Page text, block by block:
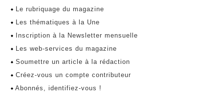
Le rubriquage du magazine
Les thématiques à la Une
Inscription à la Newsletter mensuelle
Les web-services du magazine
Soumettre un article à la rédaction
Créez-vous un compte contributeur
Abonnés, identifiez-vous !